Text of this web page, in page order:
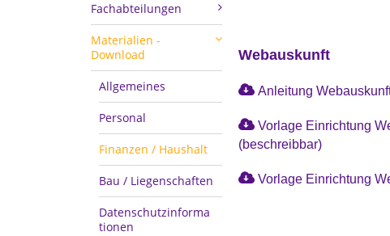
Fachabteilungen
Materialien -
Download
Allgemeines
Personal
Finanzen / Haushalt
Bau / Liegenschaften
Datenschutzinforma
tionen
Webauskunft
Anleitung
Vorlage Einrichtung
(beschreibbar)
Vorlage Einrichtung